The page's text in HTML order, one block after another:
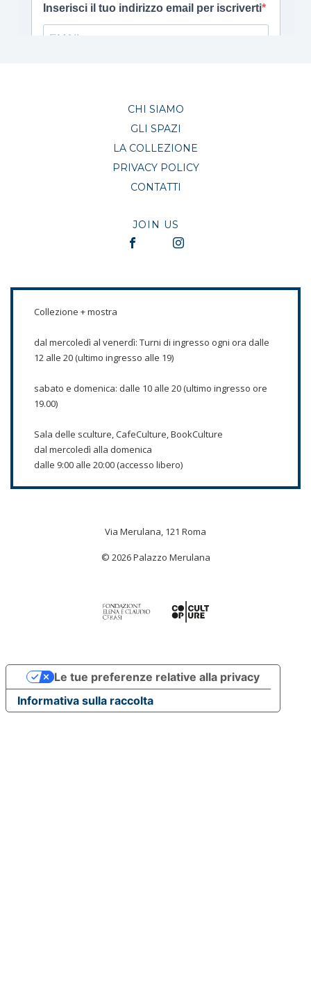
CHI SIAMO
GLI SPAZI
LA COLLEZIONE
PRIVACY POLICY
CONTATTI
JOIN US
Collezione + mostra
dal mercoledì al venerdì: Turni di ingresso ogni ora dalle
12 alle 20 (ultimo ingresso alle 19)
sabato e domenica: dalle 10 alle 20 (ultimo ingresso ore
19.00)
Sala delle sculture, CafeCulture, BookCulture
dal mercoledì alla domenica
dalle 9:00 alle 20:00 (accesso libero)
Via Merulana, 121 Roma
© 2026 Palazzo Merulana
Informativa sulla raccolta
Le tue preferenze relative alla privacy